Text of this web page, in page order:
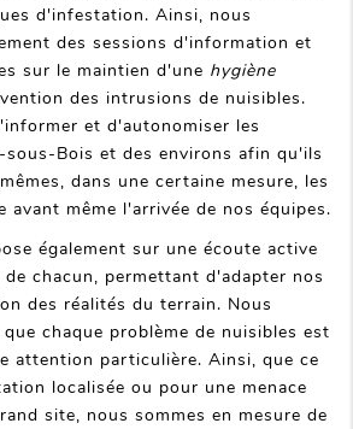
d'infestation. Ainsi, nous
des sessions d'information et
sur le maintien d'une hygiène
des intrusions de nuisibles.
et d'autonomiser les
sous-Bois et des environs afin qu'ils
dans une certaine mesure, les
avant même l'arrivée de nos équipes.
également sur une écoute active
chacun, permettant d'adapter nos
des réalités du terrain. Nous
chaque problème de nuisibles est
attention particulière. Ainsi, que ce
localisée ou pour une menace
site, nous sommes en mesure de